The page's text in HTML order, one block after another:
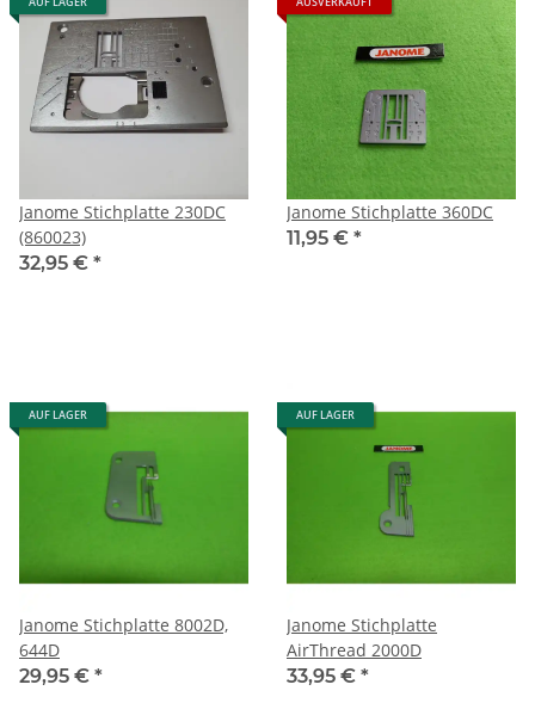
Janome Stichplatte 230DC
(860023)
32,95 € *
Janome Stichplatte 360DC
11,95 € *
AUF LAGER
Janome Stichplatte 8002D,
644D
29,95 € *
AUF LAGER
Janome Stichplatte
AirThread 2000D
33,95 € *